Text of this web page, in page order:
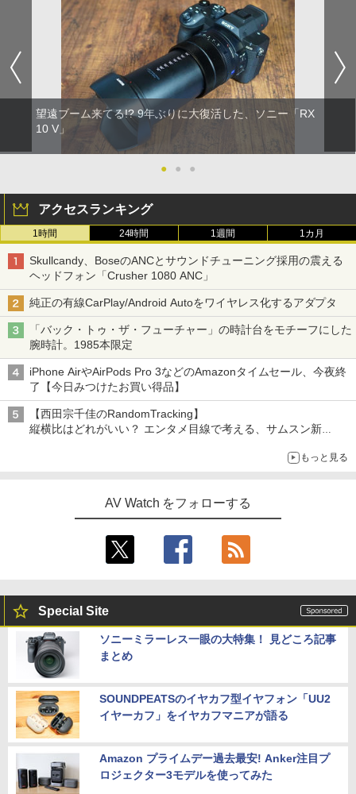
望遠ブーム来てる!? 9年ぶりに大復活した、ソニー「RX
10 V」
● ● ●
アクセスランキング
1時間 24時間 1週間 1カ月
Skullcandy、BoseのANCとサウンドチューニング採用の震える
ヘッドフォン「Crusher 1080 ANC」
純正の有線CarPlay/Android Autoをワイヤレス化するアダプタ
「バック・トゥ・ザ・フューチャー」の時計台をモチーフにした
腕時計。1985本限定
iPhone AirやAirPods Pro 3などのAmazonタイムセール、今夜終
了【今日みつけたお買い得品】
【西田宗千佳のRandomTracking】
縦横比はどれがいい？ エンタメ目線で考える、サムスン新
もっと見る
AV Watch をフォローする
Special Site
ソニーミラーレス一眼の大特集！ 見どころ記事
まとめ
SOUNDPEATSのイヤカフ型イヤフォン「UU2
イヤーカフ」をイヤカフマニアが語る
Amazon プライムデー過去最安! Anker注目プ
ロジェクター3モデルを使ってみた